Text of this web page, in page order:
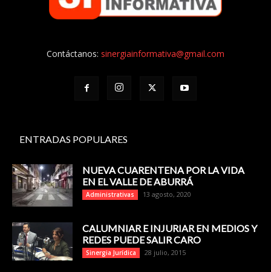
Contáctanos: sinergiainformativa@gmail.com
ENTRADAS POPULARES
NUEVA CUARENTENA POR LA VIDA
EN EL VALLE DE ABURRÁ
Administrativas 13 agosto, 2020
CALUMNIAR E INJURIAR EN MEDIOS Y
REDES PUEDE SALIR CARO
Sinergia Jurídica 28 julio, 2015